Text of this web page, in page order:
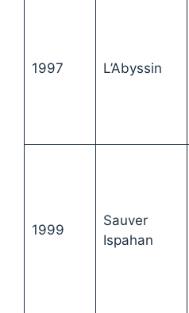
1997 L’Abyssin
1999
Sauver
Ispahan